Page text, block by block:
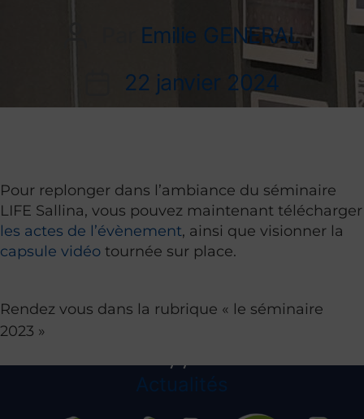
Emilie GENERAL
22 janvier 2024
Pour replonger dans l’ambiance du séminaire
LIFE Sallina, vous pouvez maintenant télécharger
les actes de l’évènement, ainsi que visionner la
capsule vidéo tournée sur place.
Rendez vous dans la rubrique « le séminaire
2023 »
Actualités